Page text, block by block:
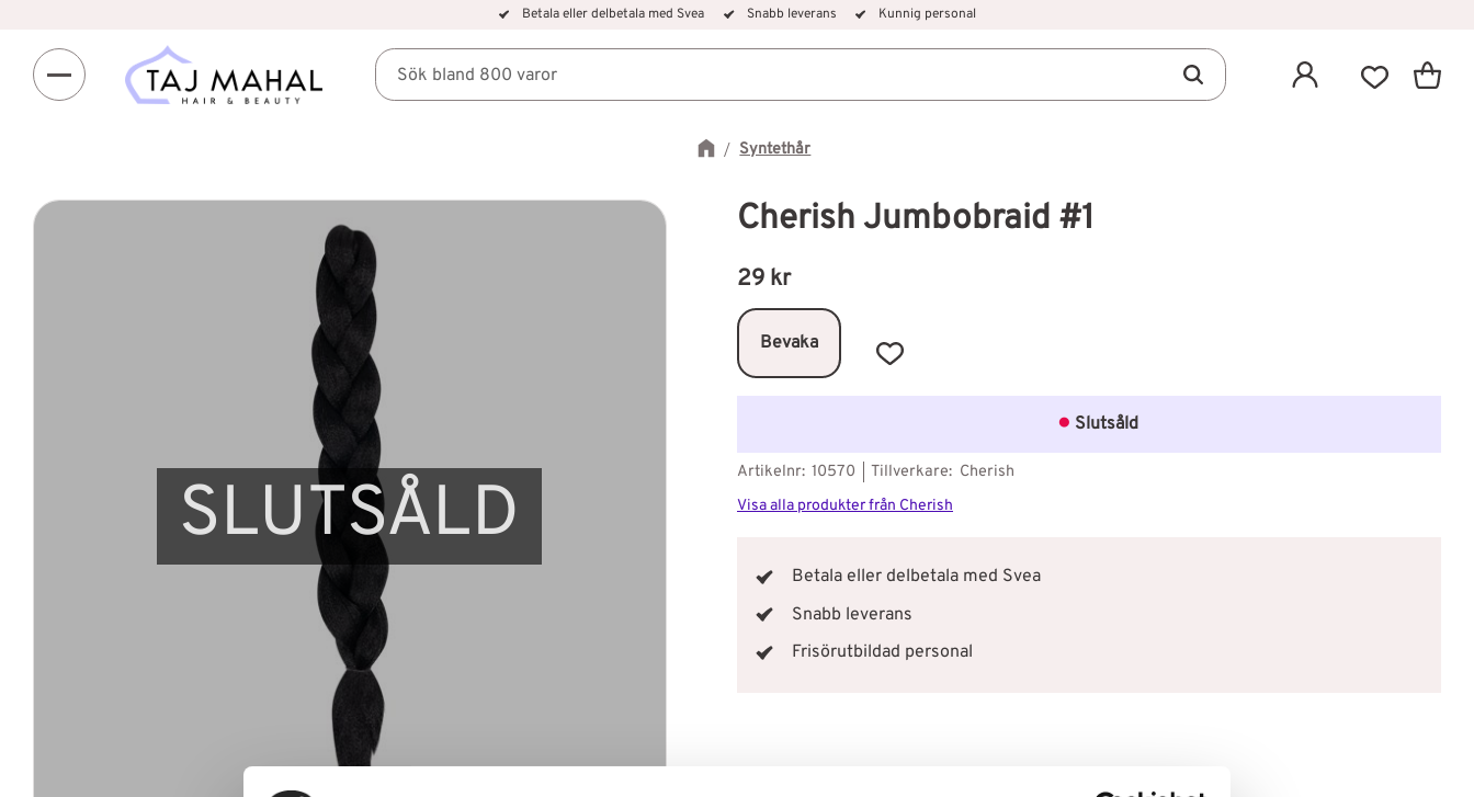
Betala eller delbetala med Svea Snabb leverans Kunnig personal
Syntethår
SLUTSÅLD
Cherish Jumbobraid #1
29 kr
Lägg till i favoriter
Bevaka
Slutsåld
Artikelnr 10570 Tillverkare Cherish
Visa alla produkter från Cherish
Betala eller delbetala med Svea
Snabb leverans
Frisörutbildad personal